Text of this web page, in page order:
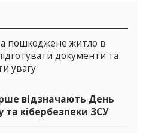
пошкоджене житло в
документи та
увагу
відзначають День
та кібербезпеки ЗСУ